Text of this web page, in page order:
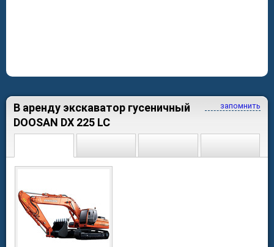
запомнить
В аренду экскаватор гусеничный
DOOSAN DX 225 LC